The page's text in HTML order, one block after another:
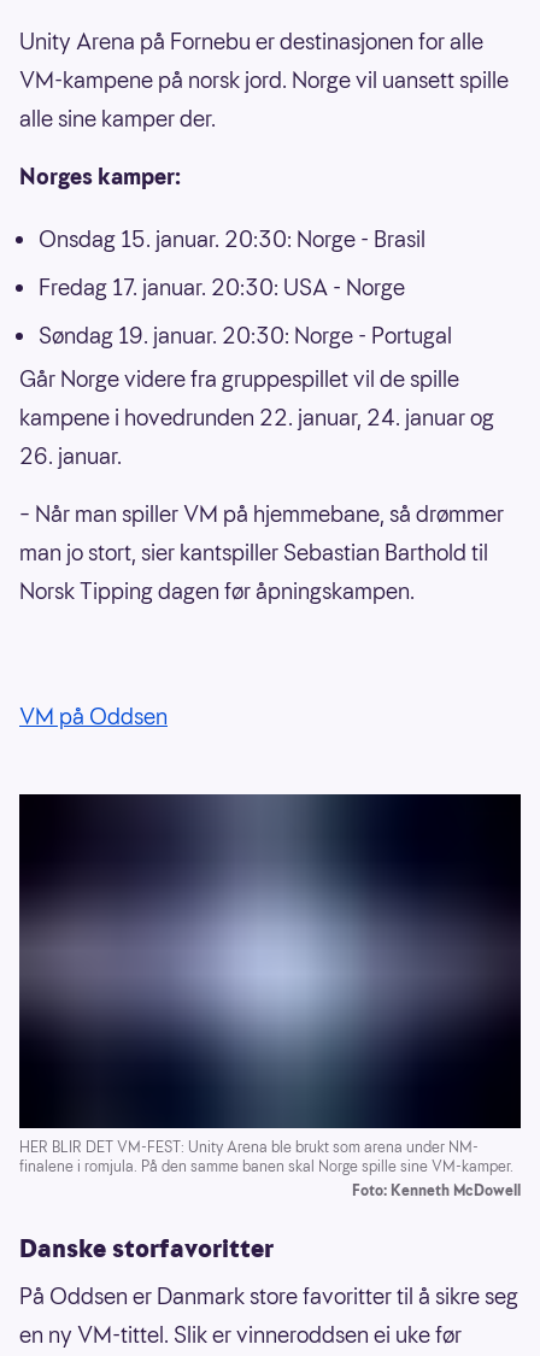
Unity Arena på Fornebu er destinasjonen for alle
VM-kampene på norsk jord. Norge vil uansett spille
alle sine kamper der.
Norges kamper:
Onsdag 15. januar. 20:30: Norge - Brasil
Fredag 17. januar. 20:30: USA - Norge
Søndag 19. januar. 20:30: Norge - Portugal
Går Norge videre fra gruppespillet vil de spille
kampene i hovedrunden 22. januar, 24. januar og
26. januar.
– Når man spiller VM på hjemmebane, så drømmer
man jo stort, sier kantspiller Sebastian Barthold til
Norsk Tipping dagen før åpningskampen.
VM på Oddsen
HER BLIR DET VM-FEST: Unity Arena ble brukt som arena under NM-
finalene i romjula. På den samme banen skal Norge spille sine VM-kamper.
Foto: Kenneth McDowell
Danske storfavoritter
På Oddsen er Danmark store favoritter til å sikre seg
en ny VM-tittel. Slik er vinneroddsen ei uke før